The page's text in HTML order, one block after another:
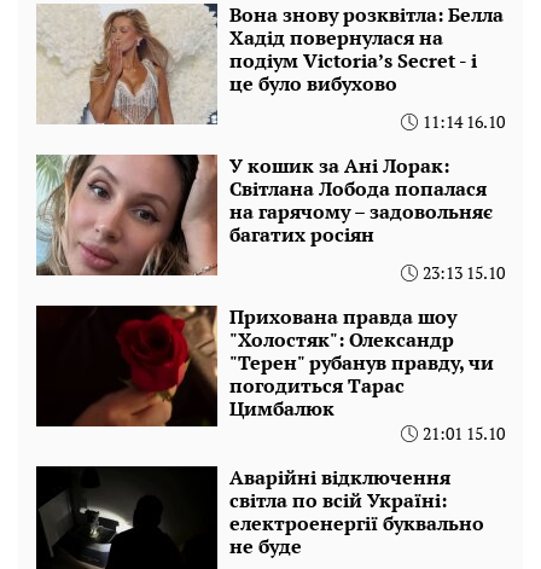
Вона знову розквітла: Белла
Хадід повернулася на
подіум Victoria’s Secret - і
це було вибухово
11:14 16.10
У кошик за Ані Лорак:
Світлана Лобода попалася
на гарячому – задовольняє
багатих росіян
23:13 15.10
Прихована правда шоу
"Холостяк": Олександр
"Терен" рубанув правду, чи
погодиться Тарас
Цимбалюк
21:01 15.10
Аварійні відключення
світла по всій Україні:
електроенергії буквально
не буде